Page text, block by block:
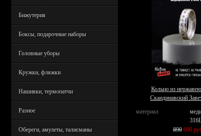
Бижутерия
Боксы, подарочные наборы
Головные уборы
Кружки, фляжки
Нашивки, термопатчи
Разное
Обереги, амулеты, талисманы
Кольцо из
Скандинавский
материал
890 690